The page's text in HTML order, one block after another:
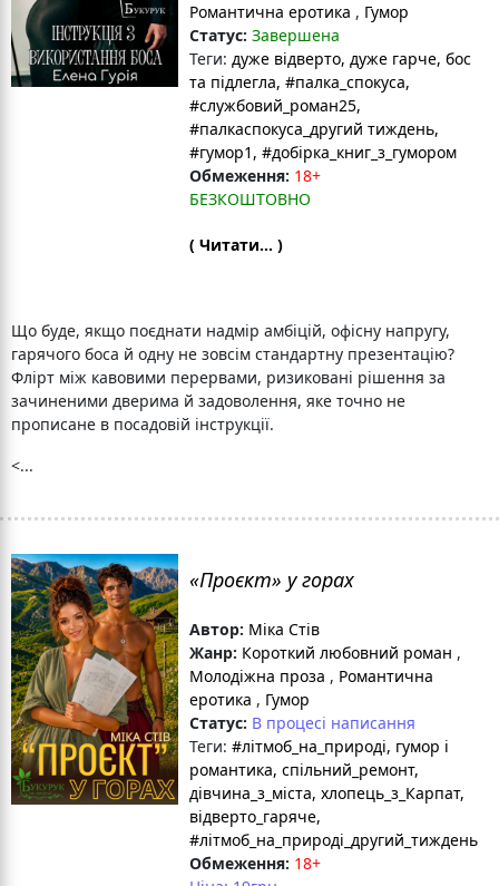
Романтична еротика , Гумор
Статус: Завершена
Теги: дуже відверто, дуже гарче, бос
та підлегла, #палка_спокуса,
#службовий_роман25,
#палкаспокуса_другий тиждень,
#гумор1 , #добірка_книг_з_гумором
Обмеження: 18+
БЕЗКОШТОВНО
( Читати... )
Що буде, якщо поєднати надмір амбіцій, офісну напругу,
гарячого боса й одну не зовсім стандартну презентацію?
Флірт між кавовими перервами, ризиковані рішення за
зачиненими дверима й задоволення, яке точно не
прописане в посадовій інструкції.
<...
«Проєкт» у горах
Автор: Міка Стів
Жанр: Короткий любовний роман ,
Молодіжна проза , Романтична
еротика , Гумор
Статус: В процесі написання
Теги: #літмоб_на_природі, гумор і
романтика, спільний_ремонт,
дівчина_з_міста, хлопець_з_Карпат,
відверто_гаряче,
#літмоб_на_природі_другий_тиждень
Обмеження: 18+